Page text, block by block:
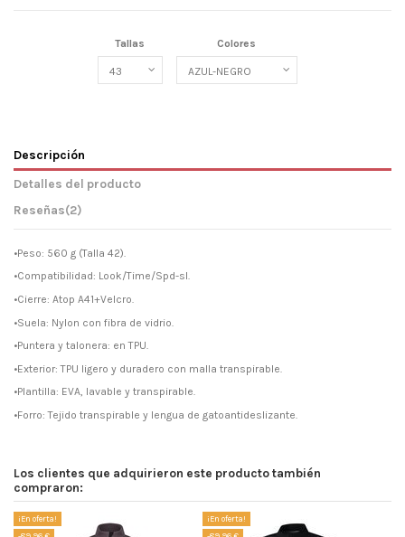
Tallas Colores
Descripción
Detalles del producto
Reseñas(2)
•Peso: 560 g (Talla 42).
•Compatibilidad: Look/Time/Spd-sl.
•Cierre: Atop A41+Velcro.
•Suela: Nylon con fibra de vidrio.
•Puntera y talonera: en TPU.
•Exterior: TPU ligero y duradero con malla transpirable.
•Plantilla: EVA, lavable y transpirable.
•Forro: Tejido transpirable y lengua de gatoantideslizante.
Los clientes que adquirieron este producto también
compraron:
¡En oferta!
¡En oferta!